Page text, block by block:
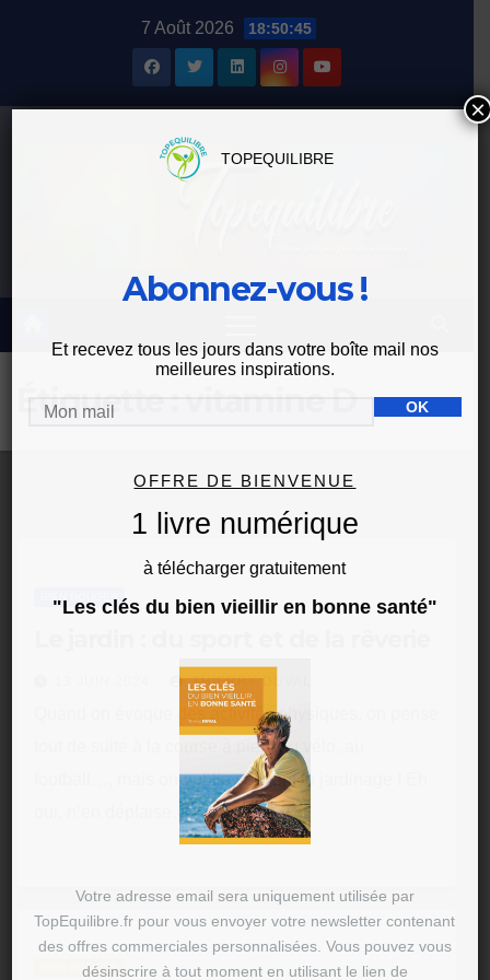
7 Août 2026 18:50:45
Étiquette :
THIERRY DUVAL
Quand on évoque des activités physiques, on pense
tout de suite à la course à pied, au vélo, au
football…, mais on oublie souvent le jardinage ! Eh
oui, n’en déplaise…
BIEN MANGER
TOPEQUILIBRE
Abonnez-vous !
Et recevez tous les jours dans votre boîte mail nos
meilleures inspirations.
OFFRE DE BIENVENUE
1 livre numérique
à télécharger gratuitement
"Les clés du bien vieillir en bonne santé"
Votre adresse email sera uniquement utilisée par
TopEquilibre.fr pour vous envoyer votre newsletter contenant
des offres commerciales personnalisées. Vous pouvez vous
désinscrire à tout moment en utilisant le lien de
×